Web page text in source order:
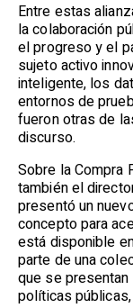
Entre estas
la colaboración
el progreso y el
sujeto activo
inteligente, los
entornos de
fueron otras de
discurso.
Sobre la Compra
también el
presentó un
concepto para
está disponible
parte de una
que se
políticas